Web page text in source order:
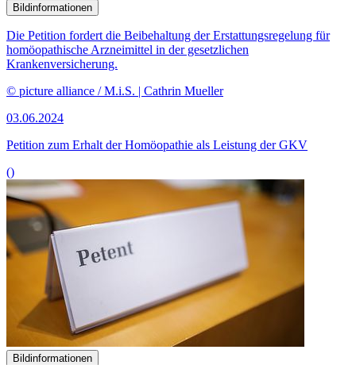
Bildinformationen
Die Petition fordert die Beibehaltung der Erstattungsregelung für
homöopathische Arzneimittel in der gesetzlichen
Krankenversicherung.
© picture alliance / M.i.S. | Cathrin Mueller
03.06.2024
Petition zum Erhalt der Homöopathie als Leistung der GKV
()
Bildinformationen